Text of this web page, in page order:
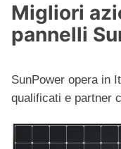
Migliori
pannelli
SunPower opera in
qualificati e partner